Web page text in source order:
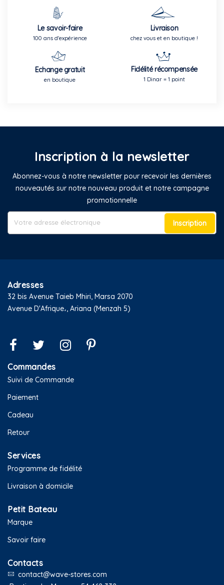
Le savoir-faire
100 ans d'expérience
Livraison
chez vous et en boutique !
Echange gratuit
en boutique
Fidélité récompensée
1 Dinar = 1 point
Inscription à la newsletter
Abonnez-vous à notre newsletter pour recevoir les dernières
nouveautés sur notre nouveau produit et notre campagne
promotionnelle
Inscription
Adresses
32 bis Avenue Taieb Mhiri, Marsa 2070
Avenue D'Afrique،, Ariana (Menzah 5)
Commandes
Suivi de Commande
Paiement
Cadeau
Retour
Services
Programme de fidélité
Livraison à domicile
Petit Bateau
Marque
Savoir faire
Contacts
contact@wave-stores.com